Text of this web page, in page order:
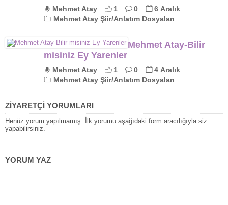
Mehmet Atay 1 0
6 Aralık
Mehmet Atay Şiir/Anlatım Dosyaları
Mehmet Atay-Bilir
misiniz Ey Yarenler
Mehmet Atay 1 0
4 Aralık
Mehmet Atay Şiir/Anlatım Dosyaları
ZİYARETÇİ YORUMLARI
Henüz yorum yapılmamış. İlk yorumu aşağıdaki form aracılığıyla siz
yapabilirsiniz.
YORUM YAZ